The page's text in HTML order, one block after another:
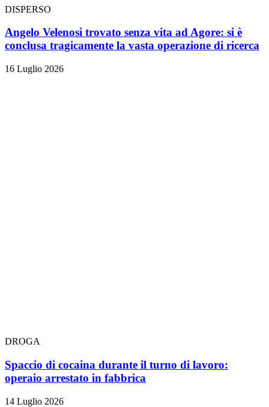
DISPERSO
Angelo Velenosi trovato senza vita ad Agore: si è
conclusa tragicamente la vasta operazione di ricerca
16 Luglio 2026
DROGA
Spaccio di cocaina durante il turno di lavoro:
operaio arrestato in fabbrica
14 Luglio 2026